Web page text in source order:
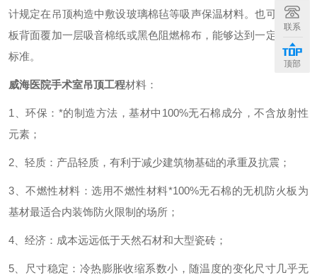
计规定在吊顶构造中敷设玻璃棉毡等吸声保温材料。也可在穿孔
板背面覆加一层吸音棉纸或黑色阻燃棉布，能够达到一定的吸声
标准。
威海医院手术室吊顶工程材料：
1、环保：*的制造方法，基材中100%无石棉成分，不含放射性
元素；
2、轻质：产品轻质，有利于减少建筑物基础的承重及抗震；
3、不燃性材料：选用不燃性材料*100%无石棉的无机防火板为
基材最适合内装饰防火限制的场所；
4、经济：成本远远低于天然石材和大型瓷砖；
5、尺寸稳定：冷热膨胀收缩系数小，随温度的变化尺寸几乎无
联系
顶部